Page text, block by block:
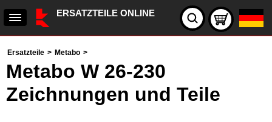
ERSATZTEILE ONLINE
Ersatzteile > Metabo >
Metabo W 26-230
Zeichnungen und Teile